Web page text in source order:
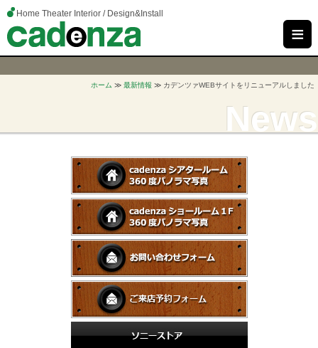
Home Theater Interior / Design&Install
≡
ホーム ≫ 最新情報 ≫ カデンツァWEBサイトをリニューアルしました
News